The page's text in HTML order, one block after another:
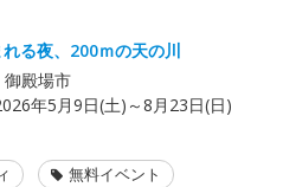
る夜、200ｍの天の川
御殿場市
年5月9日(土)～8月23日(日)
無料イベント